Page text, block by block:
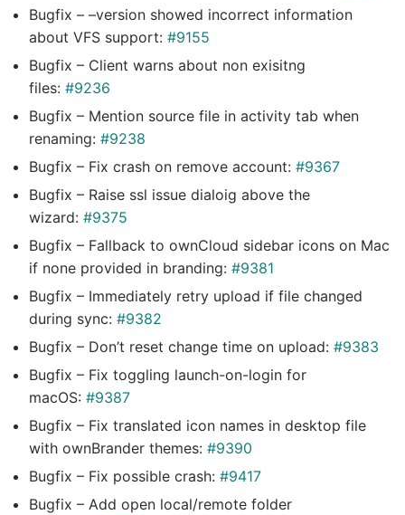
Bugfix – –version showed incorrect information
about VFS support: #9155
Bugfix – Client warns about non exisitng
files: #9236
Bugfix – Mention source file in activity tab when
renaming: #9238
Bugfix – Fix crash on remove account: #9367
Bugfix – Raise ssl issue dialoig above the
wizard: #9375
Bugfix – Fallback to ownCloud sidebar icons on Mac
if none provided in branding: #9381
Bugfix – Immediately retry upload if file changed
during sync: #9382
Bugfix – Don’t reset change time on upload: #9383
Bugfix – Fix toggling launch-on-login for
macOS: #9387
Bugfix – Fix translated icon names in desktop file
with ownBrander themes: #9390
Bugfix – Fix possible crash: #9417
Bugfix – Add open local/remote folder